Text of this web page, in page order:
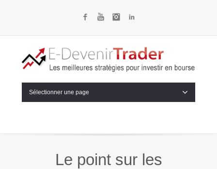
FacebookYouTubeInstagram
Sélectionner une page
Le point sur les